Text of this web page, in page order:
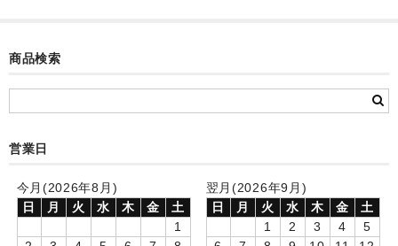
お絵かきギャラリープラス(絵＋個別)
メロディ時計(個別)
お絵かきギャラリー
自作オリジナル時計
商品検索
営業日
今月(2026年8月)
日
月 火 水 木 金
土
1
翌月(2026年9月)
日
月 火 水 木 金
土
1
2 3 4
5